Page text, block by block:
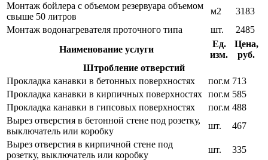
Монтаж бойлера с объемом резервуара объемом
свыше 50 литров
м2
3183
Монтаж водонагревателя проточного типа
шт.
2485
Наименование услуги
Ед.
изм.
Цена,
руб.
Штробление отверстий
Прокладка канавки в бетонных поверхностях
пог.м 713
Прокладка канавки в кирпичных поверхностях пог.м 585
Прокладка канавки в гипсовых поверхностях
пог.м 488
Вырез отверстия в бетонной стене под розетку,
выключатель или коробку
шт.
467
Вырез отверстия в кирпичной стене под
розетку, выключатель или коробку
шт.
335